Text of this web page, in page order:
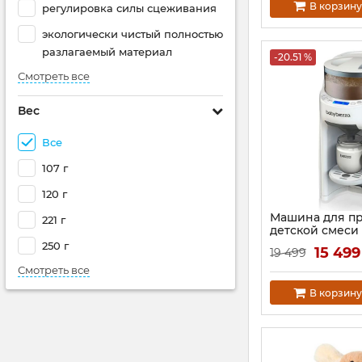
регулировка силы сцеживания
экологически чистый полностью
разлагаемый материал
Смотреть все
Вес
Все
107 г
120 г
221 г
250 г
Смотреть все
В корзину
-20.51 %
Машина для
детской
Formula Pro
Артикул: FRP0134
19 499 15 499
В корзину